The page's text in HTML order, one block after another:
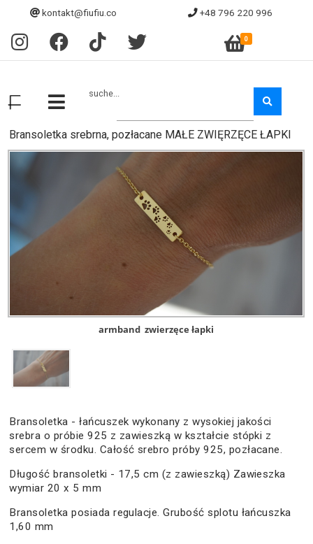
kontakt@fiufiu.co +48 796 220 996
0
suche...
Bransoletka srebrna, pozłacane MAŁE ZWIĘRZĘCE ŁAPKI
armband zwierzęce łapki
Bransoletka - łańcuszek wykonany z wysokiej jakości
srebra o próbie 925 z zawieszką w kształcie stópki z
sercem w środku. Całość srebro próby 925, pozłacane.
Długość bransoletki - 17,5 cm (z zawieszką) Zawieszka
wymiar 20 x 5 mm
Bransoletka posiada regulacje. Grubość splotu łańcuszka
1,60 mm